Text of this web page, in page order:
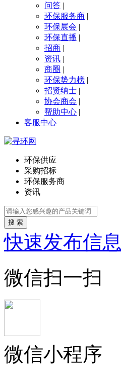
问答 |
环保服务商 |
环保展会 |
环保直播 |
招商 |
资讯 |
商圈 |
环保势力榜 |
招贤纳士 |
协会商会 |
帮助中心 |
客服中心
环保供应
采购招标
环保服务商
资讯
搜 索
快速发布信息
微信扫一扫
微信小程序